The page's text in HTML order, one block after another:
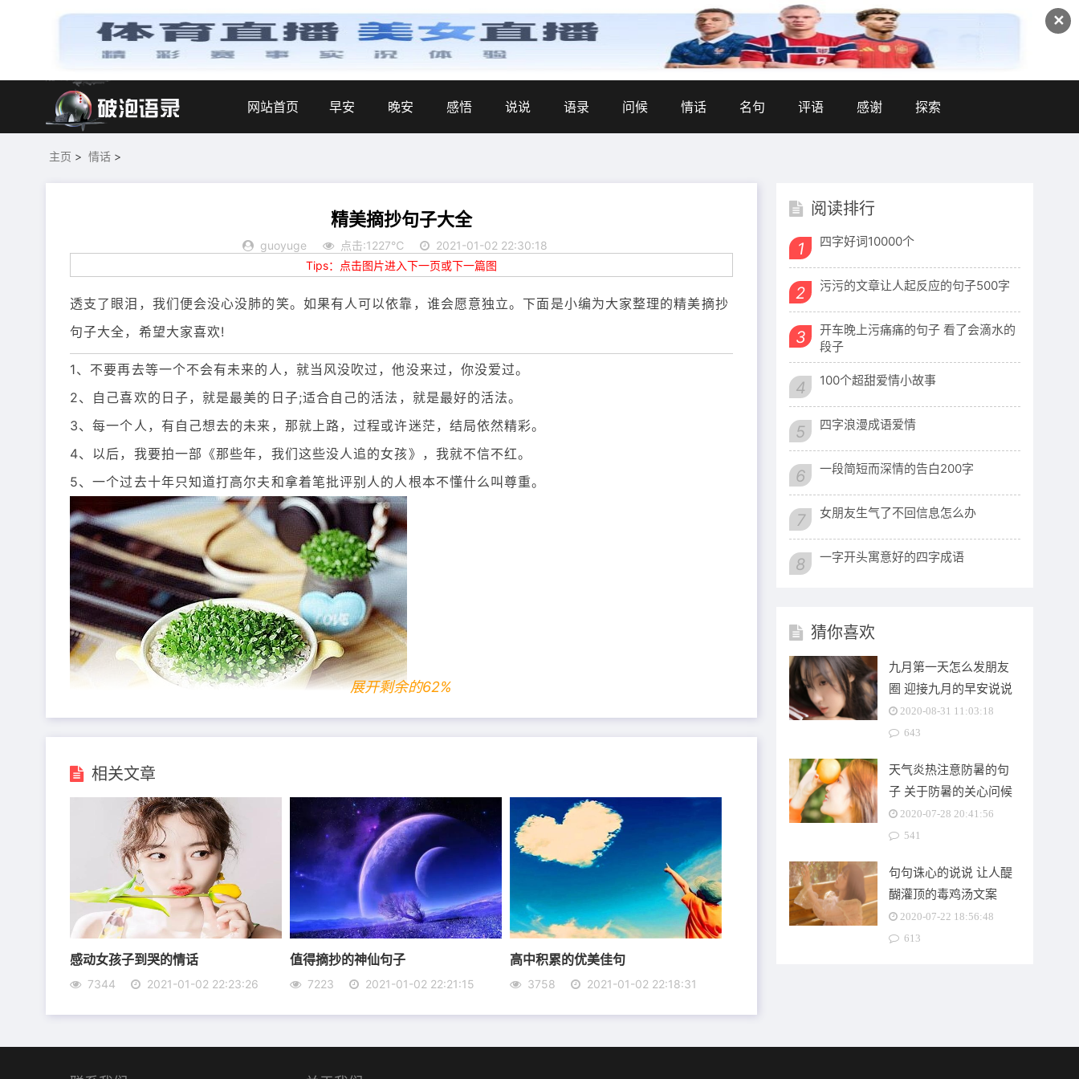
✕
网站首页 早安 晚安 感悟 说说 语录 问候 情话 名句 评语 感谢 探索
主页 > 情话 >
精美摘抄句子大全
guoyuge 点击:1227℃
2021-01-02 22:30:18
Tips：点击图片进入下一页或下一篇图
透支了眼泪，我们便会没心没肺的笑。如果有人可以依靠，谁会愿意独立。下面是小编为大家整理的精美摘抄
句子大全，希望大家喜欢!
1、不要再去等一个不会有未来的人，就当风没吹过，他没来过，你没爱过。
2、自己喜欢的日子，就是最美的日子;适合自己的活法，就是最好的活法。
3、每一个人，有自己想去的未来，那就上路，过程或许迷茫，结局依然精彩。
4、以后，我要拍一部《那些年，我们这些没人追的女孩》，我就不信不红。
5、一个过去十年只知道打高尔夫和拿着笔批评别人的人根本不懂什么叫尊重。
6、我希望成绩出来的时候，能让我有一种“我配不上这么高的分”的愧疚。
7、放得下就不孤独，站得远些就清楚，不幻想就没感触，不期待就不在乎。
8、心里有太阳，眼前有希望，家人都安康，自己要善良，这，就是我的信仰。
9、友情里不喜欢假装，也不喜欢凑合，爱情里学不会低头，也学不会将就。
10、世界上最心酸的，不是我不会再谈恋爱，而是丧失义无反顾的力气去爱。
展开剩余的62%
相关文章
感动女孩子到哭的情话
7344 2021-01-02 22:23:26
值得摘抄的神仙句子
7223 2021-01-02 22:21:15
高中积累的优美佳句
3758 2021-01-02 22:18:31
阅读排行
1 四字好词10000个
2 污污的文章让人起反应的句子500字
3
开车晚上污痛痛的句子 看了会滴水的
段子
4 100个超甜爱情小故事
5 四字浪漫成语爱情
6 一段简短而深情的告白200字
7 女朋友生气了不回信息怎么办
8 一字开头寓意好的四字成语
猜你喜欢
九月第一天怎么发朋友
圈 迎接九月的早安说说
正能量短句
2020-08-31 11:03:18
643
天气炎热注意防暑的句
子 关于防暑的关心问候
语2020-07-28 20:41:56
541
句句诛心的说说 让人醍
醐灌顶的毒鸡汤文案
2020-07-22 18:56:48
613